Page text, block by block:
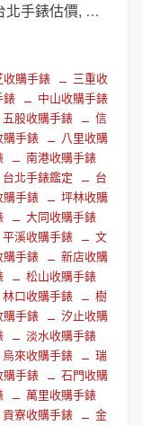
北手錶估價, …
收購手錶
三重收
錶
中山收購手錶
五股收購手錶
信
購手錶
八里收購
南港收購手錶
台北手錶鑑定
台
購手錶
坪林收購
大同收購手錶
平溪收購手錶
文
購手錶
新店收購
松山收購手錶
林口收購手錶
樹
購手錶
汐止收購
淡水收購手錶
烏來收購手錶
瑞
購手錶
石門收購
萬里收購手錶
貢寮收購手錶
金